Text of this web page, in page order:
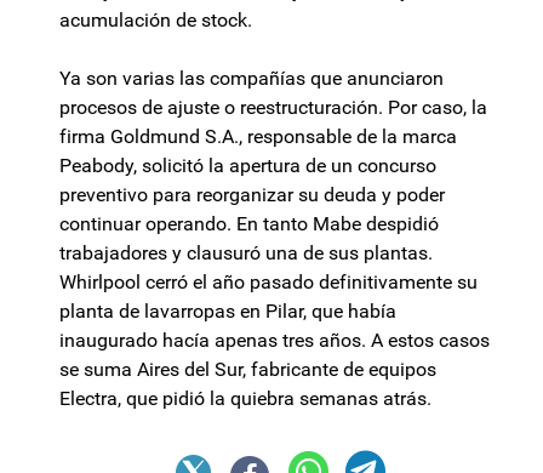
acumulación de stock.
Ya son varias las compañías que anunciaron
procesos de ajuste o reestructuración. Por caso, la
firma Goldmund S.A., responsable de la marca
Peabody, solicitó la apertura de un concurso
preventivo para reorganizar su deuda y poder
continuar operando. En tanto Mabe despidió
trabajadores y clausuró una de sus plantas.
Whirlpool cerró el año pasado definitivamente su
planta de lavarropas en Pilar, que había
inaugurado hacía apenas tres años. A estos casos
se suma Aires del Sur, fabricante de equipos
Electra, que pidió la quiebra semanas atrás.